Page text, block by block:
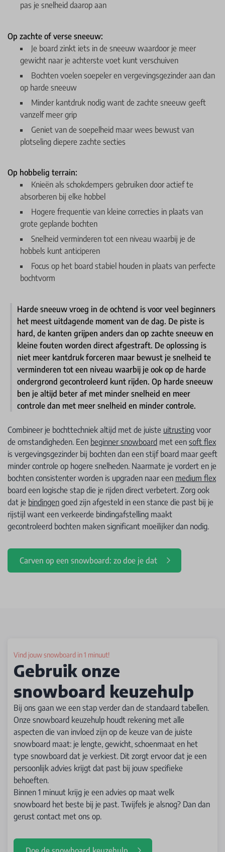
pas je snelheid daarop aan
Op zachte of verse sneeuw:
Je board zinkt iets in de sneeuw waardoor je meer
gewicht naar je achterste voet kunt verschuiven
Bochten voelen soepeler en vergevingsgezinder aan dan
op harde sneeuw
Minder kantdruk nodig want de zachte sneeuw geeft
vanzelf meer grip
Geniet van de soepelheid maar wees bewust van
plotseling diepere zachte secties
Op hobbelig terrain:
Knieën als schokdempers gebruiken door actief te
absorberen bij elke hobbel
Hogere frequentie van kleine correcties in plaats van
grote geplande bochten
Snelheid verminderen tot een niveau waarbij je de
hobbels kunt anticiperen
Focus op het board stabiel houden in plaats van perfecte
bochtvorm
Harde sneeuw vroeg in de ochtend is voor veel beginners
het meest uitdagende moment van de dag. De piste is
hard, de kanten grijpen anders dan op zachte sneeuw en
kleine fouten worden direct afgestraft. De oplossing is
niet meer kantdruk forceren maar bewust je snelheid te
verminderen tot een niveau waarbij je ook op de harde
ondergrond gecontroleerd kunt rijden. Op harde sneeuw
ben je altijd beter af met minder snelheid en meer
controle dan met meer snelheid en minder controle.
Combineer je bochttechniek altijd met de juiste uitrusting voor
de omstandigheden. Een beginner snowboard met een soft flex
is vergevingsgezinder bij bochten dan een stijf board maar geeft
minder controle op hogere snelheden. Naarmate je vordert en je
bochten consistenter worden is upgraden naar een medium flex
board een logische stap die je rijden direct verbetert. Zorg ook
dat je bindingen goed zijn afgesteld in een stance die past bij je
rijstijl want een verkeerde bindingafstelling maakt
gecontroleerd bochten maken significant moeilijker dan nodig.
Carven op een snowboard: zo doe je dat
Vind jouw snowboard in 1 minuut!
Gebruik onze
snowboard keuzehulp
Bij ons gaan we een stap verder dan de standaard tabellen.
Onze snowboard keuzehulp houdt rekening met alle
aspecten die van invloed zijn op de keuze van de juiste
snowboard maat: je lengte, gewicht, schoenmaat en het
type snowboard dat je verkiest. Dit zorgt ervoor dat je een
persoonlijk advies krijgt dat past bij jouw specifieke
behoeften.
Binnen 1 minuut krijg je een advies op maat welk
snowboard het beste bij je past. Twijfels je alsnog? Dan dan
gerust contact met ons op.